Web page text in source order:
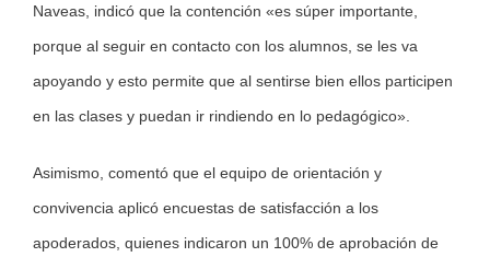
Naveas, indicó que la contención «es súper importante,
porque al seguir en contacto con los alumnos, se les va
apoyando y esto permite que al sentirse bien ellos participen
en las clases y puedan ir rindiendo en lo pedagógico».
Asimismo, comentó que el equipo de orientación y
convivencia aplicó encuestas de satisfacción a los
apoderados, quienes indicaron un 100% de aprobación de